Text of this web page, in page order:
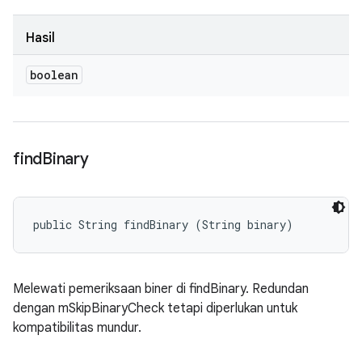
Hasil
boolean
findBinary
public String findBinary (String binary)
Melewati pemeriksaan biner di findBinary. Redundan
dengan mSkipBinaryCheck tetapi diperlukan untuk
kompatibilitas mundur.